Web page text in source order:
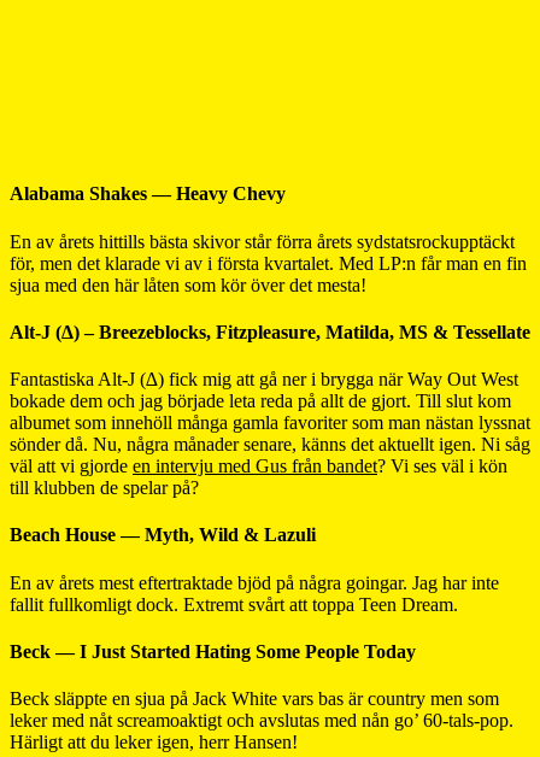
Alabama Shakes — Heavy Chevy
En av årets hittills bästa skivor står förra årets sydstatsrockupptäckt
för, men det klarade vi av i första kvartalet. Med LP:n får man en fin
sjua med den här låten som kör över det mesta!
Alt-J (∆) – Breezeblocks, Fitzpleasure, Matilda, MS & Tessellate
Fantastiska Alt-J (∆) fick mig att gå ner i brygga när Way Out West
bokade dem och jag började leta reda på allt de gjort. Till slut kom
albumet som innehöll många gamla favoriter som man nästan lyssnat
sönder då. Nu, några månader senare, känns det aktuellt igen. Ni såg
väl att vi gjorde en intervju med Gus från bandet? Vi ses väl i kön
till klubben de spelar på?
Beach House — Myth, Wild & Lazuli
En av årets mest eftertraktade bjöd på några goingar. Jag har inte
fallit fullkomligt dock. Extremt svårt att toppa Teen Dream.
Beck — I Just Started Hating Some People Today
Beck släppte en sjua på Jack White vars bas är country men som
leker med nåt screamoaktigt och avslutas med nån go’ 60-tals-pop.
Härligt att du leker igen, herr Hansen!